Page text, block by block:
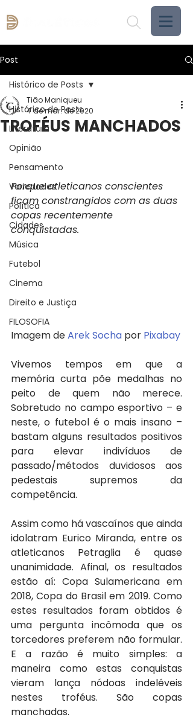
Post
Histórico de Posts
Literatura
Opinião
Pensamento
Variedades
Política
Cidades
Música
Futebol
Cinema
Direito e Justiça
FILOSOFIA
Histórico de Posts
TROFÉUS MANCHADOS
Tião Maniqueu
4 de mar. de 2020
Porque atleticanos conscientes
ficam constrangidos com as duas
copas recentemente
conquistadas.
Imagem de Arek Socha por Pixabay
Vivemos tempos em que a
memória curta põe medalhas no
peito de quem não merece.
Sobretudo no campo esportivo – e
neste, o futebol é o mais insano –
bastam alguns resultados positivos
para elevar indivíduos de
passado/métodos duvidosos aos
pedestais supremos da
competência.
Assim como há vascaínos que ainda
idolatram Eurico Miranda, entre os
atleticanos Petraglia é quase
unanimidade. Afinal, os resultados
estão aí: Copa Sulamericana em
2018, Copa do Brasil em 2019. Como
estes resultados foram obtidos é
uma pergunta incômoda que os
torcedores preferem não formular.
E a razão é muito simples: a
maneira como estas conquistas
vieram lança nódoas indeléveis
nestes troféus. São copas
manchadas.